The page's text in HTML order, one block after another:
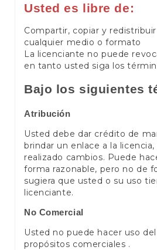
Usted es libre de:
Compartir, copiar y
cualquier medio o formato
La licenciante no puede
en tanto usted siga los
Bajo los siguientes
Atribución
Usted debe dar crédito de
brindar un enlace a la
realizado cambios. Puede
forma razonable, pero no de
sugiera que usted o su uso
licenciante.
No Comercial
Usted no puede hacer uso
propósitos comerciales .